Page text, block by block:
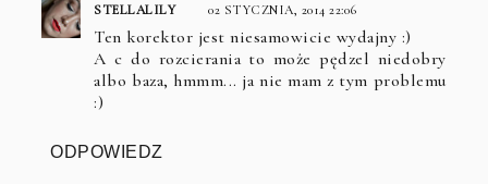
STELLALILY 02 STYCZNIA, 2014 22:06
Ten korektor jest niesamowicie wydajny :)
A c do rozcierania to może pędzel niedobry
albo baza, hmmm... ja nie mam z tym problemu
:)
ODPOWIEDZ